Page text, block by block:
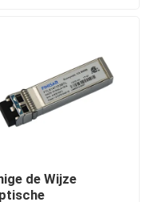
de Wijze